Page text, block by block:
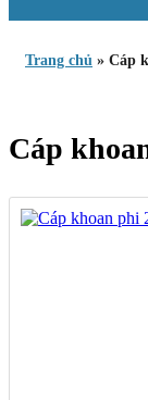
Trang chủ » Cáp
Cáp